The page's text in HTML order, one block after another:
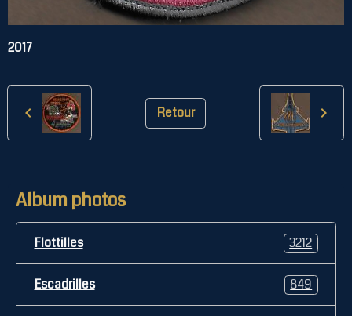
2017
Retour
Album photos
Flottilles 3212
Escadrilles 849